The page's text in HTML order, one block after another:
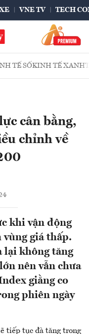
VNE TV TECH
TẾ SỐKINH TẾ XANH
cân bằng,
chỉnh về
khi vận động
giá thấp.
lại không tăng
nên vẫn chưa
giằng co
phiên ngày